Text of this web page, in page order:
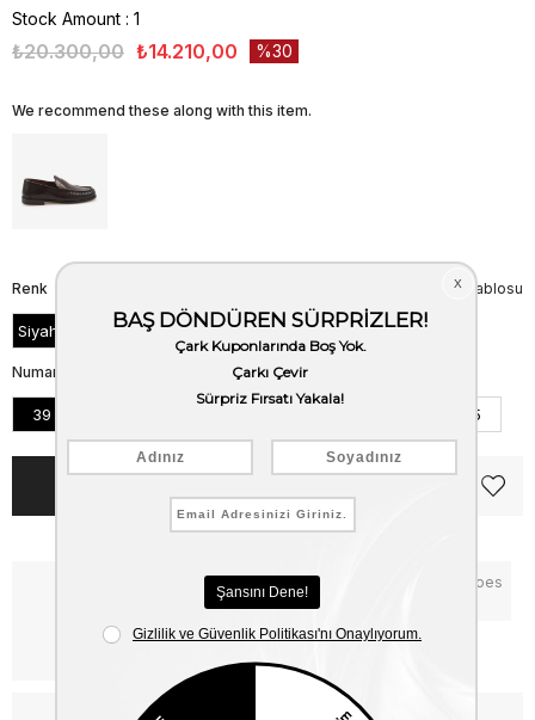
Stock Amount : 1
₺20.300,00 ₺14.210,00 30
We recommend these along with this item.
Beden Tablosu
Renk
Siyah Buffalo
Numara
39 45
Notify me when the price goes
down